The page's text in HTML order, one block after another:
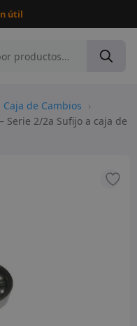
útil
Caja de Cambios ›
2/2a Sufijo a caja de